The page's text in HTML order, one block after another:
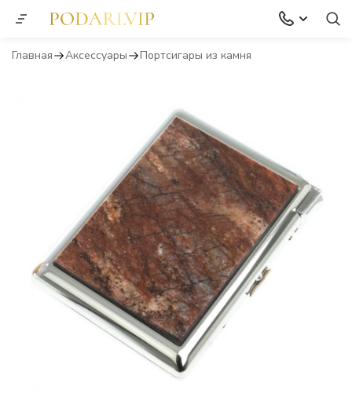
Главная Аксессуары Портсигары из камня